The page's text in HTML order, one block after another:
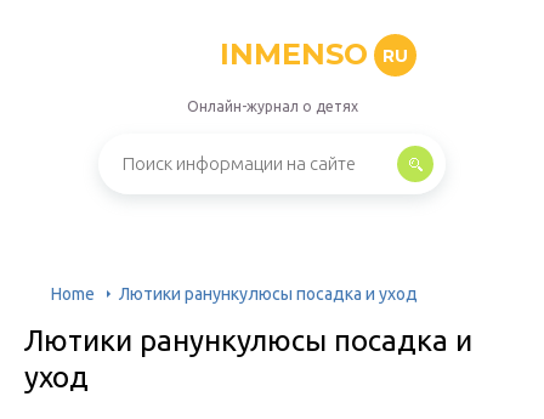
INMENSO RU
Онлайн-журнал о детях
Home Лютики ранункулюсы посадка и уход
Лютики ранункулюсы посадка и
уход